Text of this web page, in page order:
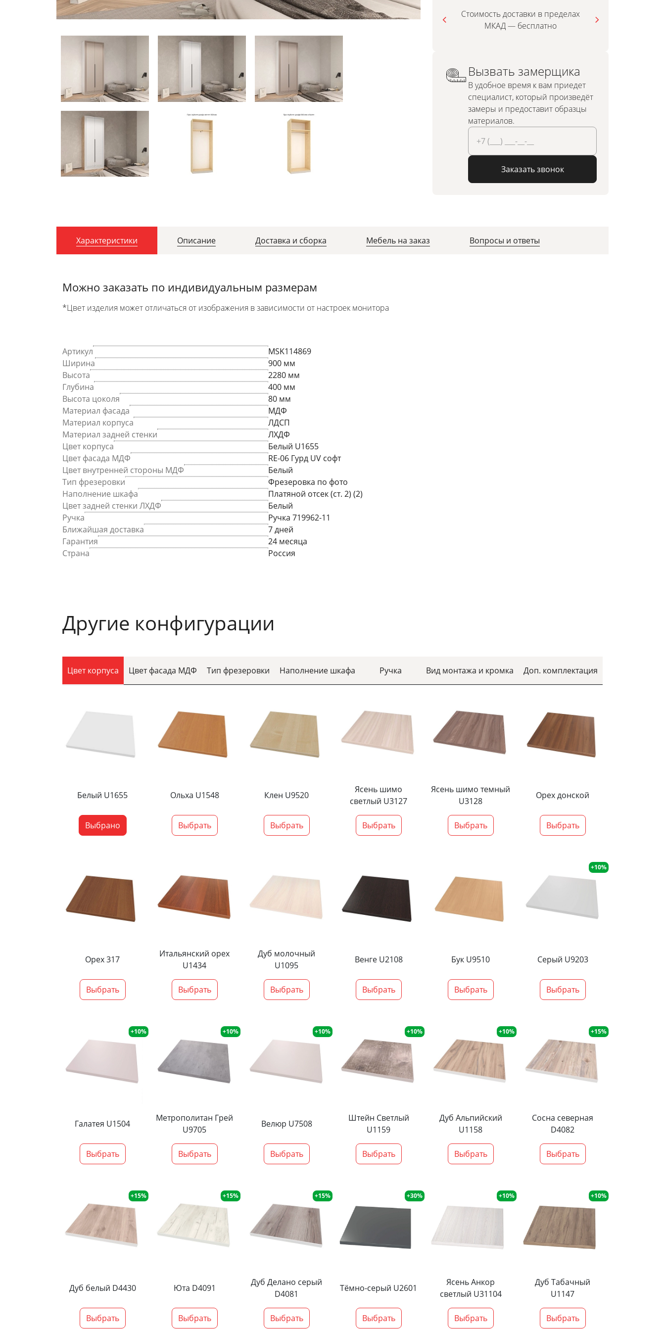
Стоимость доставки в пределах
МКАД — бесплатно
Вызвать замерщика
В удобное время к вам приедет
специалист, который произведёт
замеры и предоставит образцы
материалов.
Заказать звонок
Характеристики Описание Доставка и сборка Мебель на заказ Вопросы и ответы
Можно заказать по индивидуальным размерам
*Цвет изделия может отличаться от изображения в зависимости от настроек монитора
Артикул
MSK114869
Ширина
900 мм
Высота
2280 мм
Глубина
400 мм
Высота цоколя
80 мм
Материал фасада
МДФ
Материал корпуса
ЛДСП
Материал задней стенки
ЛХДФ
Цвет корпуса
Белый U1655
Цвет фасада МДФ
RE-06 Гурд UV софт
Цвет внутренней стороны МДФ
Белый
Тип фрезеровки
Фрезеровка по фото
Наполнение шкафа
Платяной отсек (ст. 2) (2)
Цвет задней стенки ЛХДФ
Белый
Ручка
Ручка 719962-11
Ближайшая доставка
7 дней
Гарантия
24 месяца
Страна
Россия
Другие конфигурации
Цвет корпуса Цвет фасада МДФ Тип фрезеровки Наполнение шкафа Ручка Вид монтажа и кромка Доп. комплектация
Белый U1655
Выбрано
Ольха U1548
Выбрать
Клен U9520
Выбрать
Ясень шимо
светлый U3127
Выбрать
Ясень шимо темный
U3128
Выбрать
Орех донской
Выбрать
Орех 317
Выбрать
Итальянский орех
U1434
Выбрать
Дуб молочный
U1095
Выбрать
Венге U2108
Выбрать
Бук U9510
Выбрать
+10%
Серый U9203
Выбрать
+10%
Галатея U1504
Выбрать
+10%
Метрополитан Грей
U9705
Выбрать
+10%
Велюр U7508
Выбрать
+10%
Штейн Светлый
U1159
Выбрать
+10%
Дуб Альпийский
U1158
Выбрать
+15%
Сосна северная
D4082
Выбрать
+15%
Дуб белый D4430
Выбрать
+15%
Юта D4091
Выбрать
+15%
Дуб Делано серый
D4081
Выбрать
+30%
Тёмно-серый U2601
Выбрать
+10%
Ясень Анкор
светлый U31104
Выбрать
+10%
Дуб Табачный
U1147
Выбрать